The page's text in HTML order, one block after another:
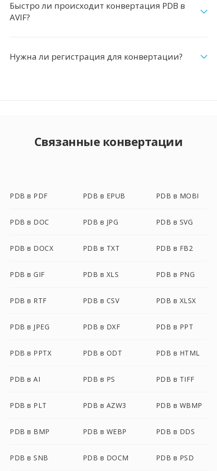
Быстро ли происходит конвертация PDB в
AVIF?
Нужна ли регистрация для конвертации?
Связанные конвертации
PDB в PDF PDB в EPUB PDB в MOBI
PDB в DOC PDB в JPG PDB в SVG
PDB в DOCX PDB в TXT PDB в FB2
PDB в GIF PDB в XLS PDB в PNG
PDB в RTF PDB в CSV PDB в XLSX
PDB в JPEG PDB в DXF PDB в PPT
PDB в PPTX PDB в ODT PDB в HTML
PDB в AI PDB в PS PDB в TIFF
PDB в PLT PDB в AZW3 PDB в WBMP
PDB в BMP PDB в WEBP PDB в DDS
PDB в SNB PDB в DOCM PDB в PSD